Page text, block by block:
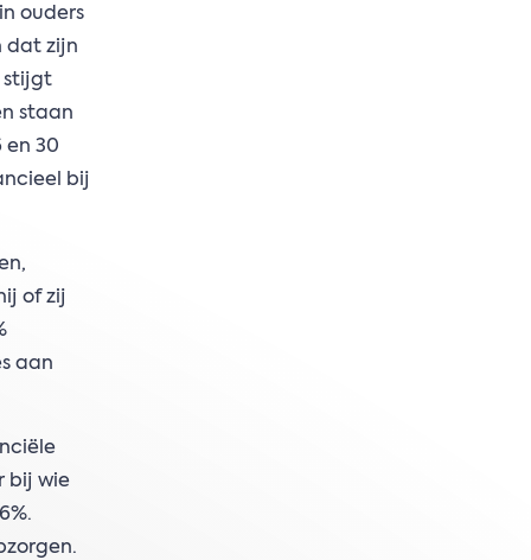
ouders
dat zijn
stijgt
staan
en 30
bij
of zij
aan
bij wie